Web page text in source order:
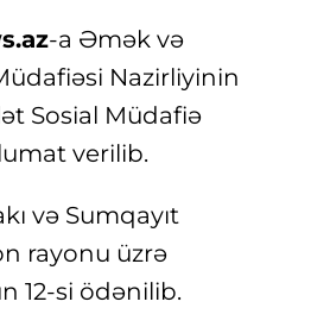
-a Əmək və
Nazirliyinin
Sosial Müdafiə
verilib.
və Sumqayıt
rayonu üzrə
12-si ödənilib.